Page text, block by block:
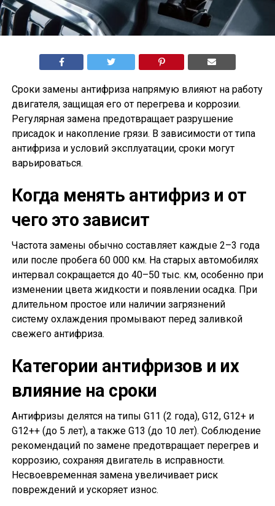
Сроки замены антифриза напрямую влияют на работу
двигателя, защищая его от перегрева и коррозии.
Регулярная замена предотвращает разрушение
присадок и накопление грязи. В зависимости от типа
антифриза и условий эксплуатации, сроки могут
варьироваться.
Когда менять антифриз и от
чего это зависит
Частота замены обычно составляет каждые 2–3 года
или после пробега 60 000 км. На старых автомобилях
интервал сокращается до 40–50 тыс. км, особенно при
изменении цвета жидкости и появлении осадка. При
длительном простое или наличии загрязнений
систему охлаждения промывают перед заливкой
свежего антифриза.
Категории антифризов и их
влияние на сроки
Антифризы делятся на типы G11 (2 года), G12, G12+ и
G12++ (до 5 лет), а также G13 (до 10 лет). Соблюдение
рекомендаций по замене предотвращает перегрев и
коррозию, сохраняя двигатель в исправности.
Несвоевременная замена увеличивает риск
повреждений и ускоряет износ.